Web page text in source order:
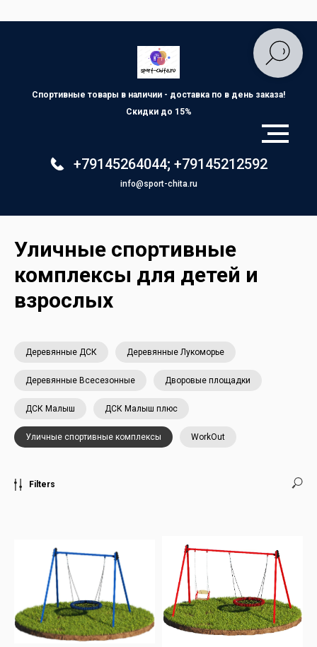
Спортивные товары в наличии - доставка по в день заказа!
Скидки до 15%
+79145264044; +79145212592
info@sport-chita.ru
Уличные спортивные
комплексы для детей и
взрослых
Деревянные ДСК Деревянные Лукоморье
Деревянные Всесезонные Дворовые площадки
ДСК Малыш ДСК Малыш плюс
Уличные спортивные комплексы WorkOut
Filters